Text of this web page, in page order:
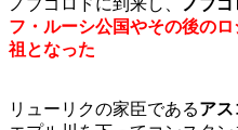
フ・ルーシ公国やその後の
祖となった
リューリクの家臣であるアス